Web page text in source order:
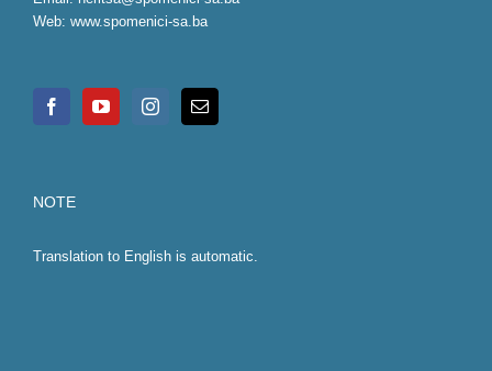
Web: www.spomenici-sa.ba
NOTE
Translation to English is automatic.